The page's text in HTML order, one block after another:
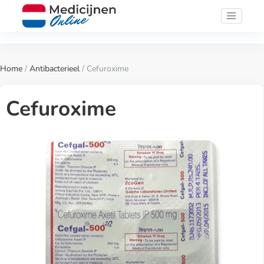
Home / Antibacterieel / Cefuroxime
Cefuroxime